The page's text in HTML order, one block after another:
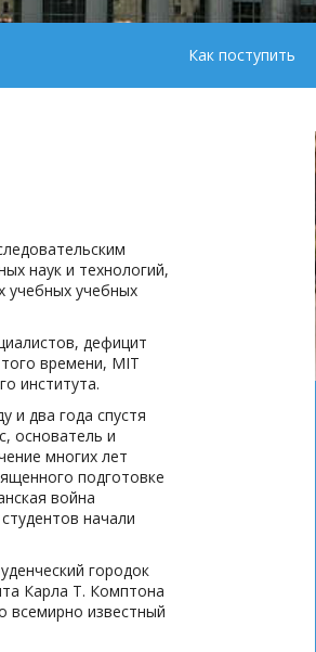
Как поступить
наук и технологий,
учебных учебных
дефицит
времени, MIT
института.
и два года спустя
основатель и
многих лет
подготовке
война
начали
городок
Карла Т. Комптона
всемирно известный